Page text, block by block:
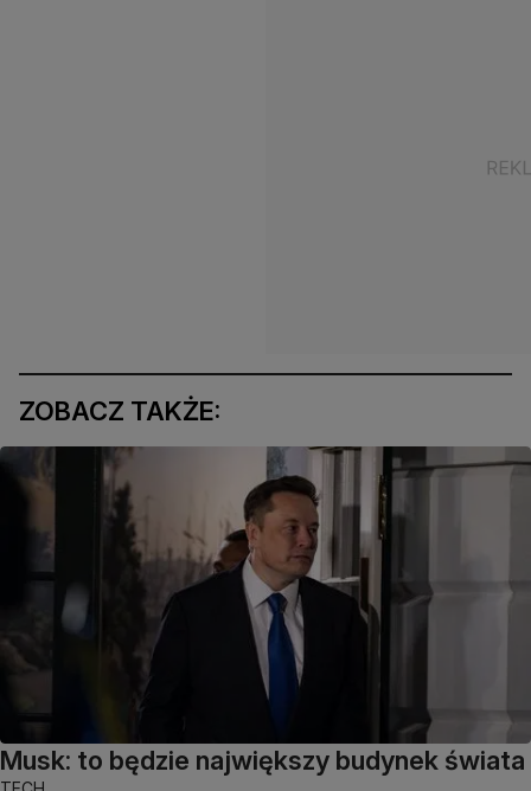
ZOBACZ TAKŻE:
Musk: to będzie największy budynek świata